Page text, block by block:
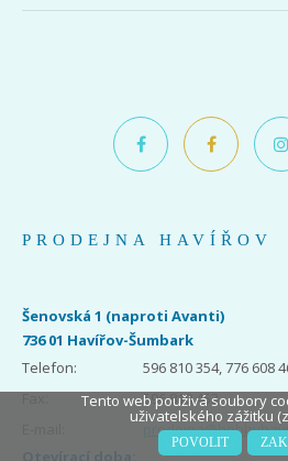
PRODEJNA HAVÍŘOV
Šenovská 1 (naproti Avanti)
736 01 Havířov-Šumbark
Telefon:
596 810 354, 776 608
596 810 453
Tento web použivá soubory
uživatelského zážitku
POVOLIT